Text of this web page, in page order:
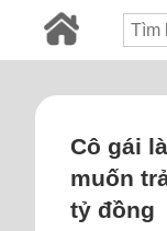
Cô gái
muốn
tỷ đồng